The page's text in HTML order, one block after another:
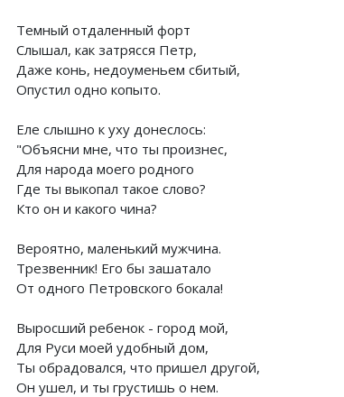
Темный отдаленный форт
Слышал, как затрясся Петр,
Даже конь, недоуменьем сбитый,
Опустил одно копыто.
Еле слышно к уху донеслось:
"Объясни мне, что ты произнес,
Для народа моего родного
Где ты выкопал такое слово?
Кто он и какого чина?
Вероятно, маленький мужчина.
Трезвенник! Его бы зашатало
От одного Петровского бокала!
Выросший ребенок - город мой,
Для Руси моей удобный дом,
Ты обрадовался, что пришел другой,
Он ушел, и ты грустишь о нем.